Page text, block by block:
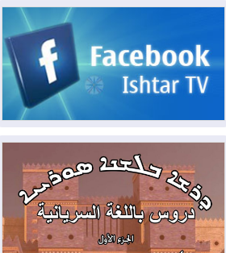
ملامح أخطر التحديات التي تواجه العراق
2026-08-05
حرائق فرنسا.. توقيف 402
شخص بينهم 156 قاصرا منذ بداية موسم
الحرائق
2026-08-04سومو: إنتاج النفط في إقليم
كوردستان انخفض إلى أقل من 10%
2026-08-04ملفات حقبة الكاظمي تعود إلى
الواجهة.. أنباء عن مراجعات قضائية
وتحقيقات أوسع في قضايا فساد